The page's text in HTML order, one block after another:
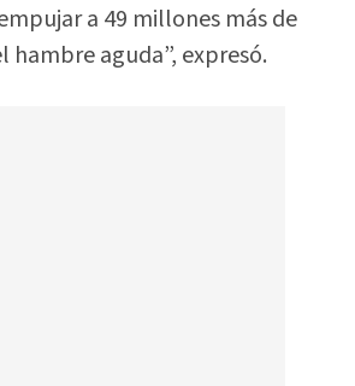
a 49 millones más de
hambre aguda”, expresó.